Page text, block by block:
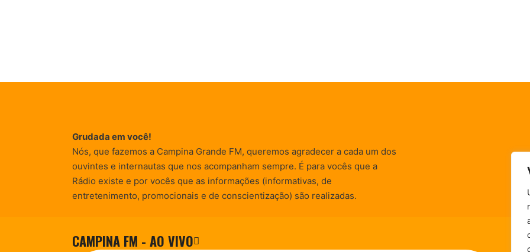
CAMPINA FM - AO VIVO
Grudada em você!
Nós, que fazemos a Campina Grande FM, queremos agradecer a cada um dos
ouvintes e internautas que nos acompanham sempre. É para vocês que a
Rádio existe e por vocês que as informações (informativas, de
entretenimento, promocionais e de conscientização) são realizadas.
© Campina FM 1978 – 2026.Termos de Uso